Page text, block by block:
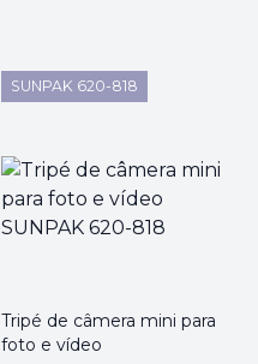
SUNPAK 620-818
Tripé de câmera mini para
foto e vídeo